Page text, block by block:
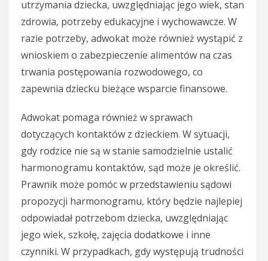
utrzymania dziecka, uwzględniając jego wiek, stan
zdrowia, potrzeby edukacyjne i wychowawcze. W
razie potrzeby, adwokat może również wystąpić z
wnioskiem o zabezpieczenie alimentów na czas
trwania postępowania rozwodowego, co
zapewnia dziecku bieżące wsparcie finansowe.
Adwokat pomaga również w sprawach
dotyczących kontaktów z dzieckiem. W sytuacji,
gdy rodzice nie są w stanie samodzielnie ustalić
harmonogramu kontaktów, sąd może je określić.
Prawnik może pomóc w przedstawieniu sądowi
propozycji harmonogramu, który będzie najlepiej
odpowiadał potrzebom dziecka, uwzględniając
jego wiek, szkołę, zajęcia dodatkowe i inne
czynniki. W przypadkach, gdy występują trudności